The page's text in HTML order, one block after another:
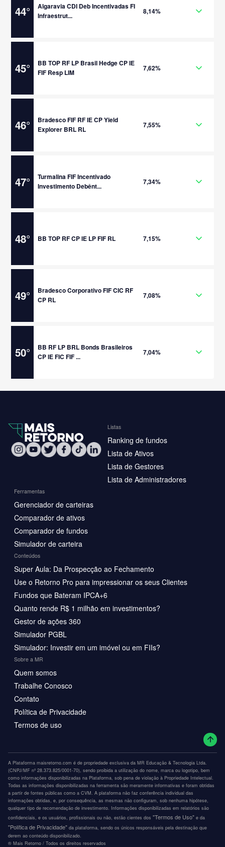
44°
Algaravia CDI Deb Incentivadas FI
Infraestrut...
8,14%
45°
BB TOP RF LP Brasil Hedge CP IE
FIF Resp LIM
7,62%
46°
Bradesco FIF RF IE CP Yield
Explorer BRL RL
7,55%
47°
Turmalina FIF Incentivado
Investimento Debênt...
7,34%
48° BB TOP RF CP IE LP FIF RL 7,15%
49°
Bradesco Corporativo FIF CIC RF
CP RL
7,08%
50°
BB RF LP BRL Bonds Brasileiros
CP IE FIC FIF ...
7,04%
Listas
Ranking de fundos
Lista de Ativos
Lista de Gestores
Lista de Administradores
Ferramentas
Gerenciador de carteiras
Comparador de ativos
Comparador de fundos
Simulador de carteira
Conteúdos
Super Aula: Da Prospecção ao Fechamento
Use o Retorno Pro para impressionar os seus Clientes
Fundos que Bateram IPCA+6
Quanto rende R$ 1 milhão em investimentos?
Gestor de ações 360
Simulador PGBL
Simulador: Investir em um imóvel ou em FIIs?
Sobre a MR
Quem somos
Trabalhe Conosco
Contato
Política de Privacidade
Termos de uso
A Plataforma maisretorno.com é de propriedade exclusiva da MR Educação & Tecnologia Ltda.
(CNPJ/MF nº 28.373.825/0001-70), sendo proibida a utilização do nome, marca ou logotipo, bem
como informações disponibilizadas na Plataforma, sob pena de violação à Propriedade Intelectual.
Todas as informações disponibilizadas na ferramenta são meramente informativas e foram obtidas
a partir de fontes públicas como a CVM. A plataforma não faz conferência individual das
informações obtidas, e, por consequência, as mesmas não configuram, sob nenhuma hipótese,
qualquer tipo de recomendação de investimento. Informações disponibilizadas em relatórios são
confidenciais, e os usuários, profissionais ou não, estão cientes dos "Termos de Uso" e da
"Política de Privacidade" da plataforma, sendo os únicos responsáveis pela destinação que
derem ao conteúdo disponibilizado.
®️ Mais Retorno / Todos os direitos reservados